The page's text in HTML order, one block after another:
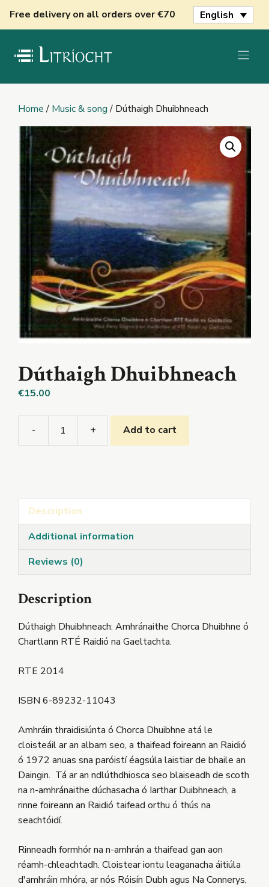
Free delivery on all orders over €70 English
Home/ Music & song/ Dúthaigh Dhuibhneach
Dúthaigh Dhuibhneach
€15.00
-
Dúthaigh
+ Add to cart
Description
Additional information
Reviews (0)
Description
Dúthaigh Dhuibhneach: Amhránaithe Chorca Dhuibhne ó
Chartlann RTÉ Raidió na Gaeltachta.
RTE 2014
ISBN 6-89232-11043
Amhráin thraidisiúnta ó Chorca Dhuibhne atá le
cloisteáil ar an albam seo, a thaifead foireann an Raidió
ó 1972 anuas sna paróistí éagsúla laistiar de bhaile an
Daingin. Tá ar an ndlúthdhiosca seo blaiseadh de scoth
na n-amhránaithe dúchasacha ó Iarthar Duibhneach, a
rinne foireann an Raidió taifead orthu ó thús na
seachtóidí.
Rinneadh formhór na n-amhrán a thaifead gan aon
réamh-chleachtadh. Cloistear iontu leaganacha áitiúla
d'amhráin mhóra, ar nós Róisín Dubh agus Na Connerys,